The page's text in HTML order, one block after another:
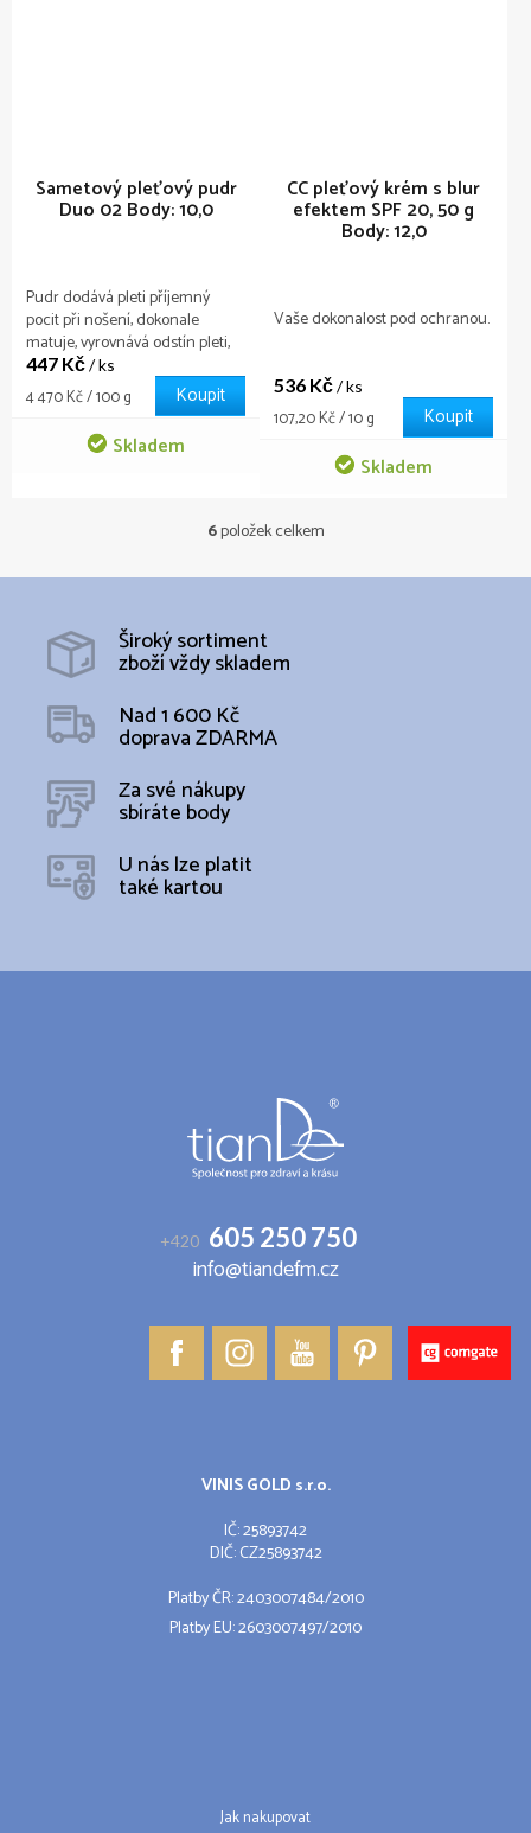
Sametový pleťový pudr
Duo 02Body: 10,0
Skladem
447 Kč/ ks
Měrná
4 470 Kč / 100 g Koupit
Pudr dodává pleti příjemný
pocit při nošení, dokonale
matuje, vyrovnává odstín pleti,
šetrně a jemně pečuje o vaši
pleť. Sada obsahuje praktickou
houbičku a zrcátko, díky kterým
si můžete upravit make-up
kdykoli a kdekoli.
CC pleťový krém s blur
efektem SPF 20, 50 g
Body: 12,0
Skladem
536 Kč/ ks
Měrná
107,20 Kč / 10 g Koupit
Vaše dokonalost pod ochranou.
O
l
d
a
c
r
6položek celkem
Široký sortiment
zboží vždy skladem
Nad 1 600 Kč
doprava ZDARMA
Za své nákupy
sbíráte body
U nás lze platit
také kartou
Z
+420 605 250 750
info@tiandefm.cz
VINIS GOLD s.r.o.
IČ: 25893742
DIČ: CZ25893742
Platby ČR: 2403007484/2010
Platby EU: 2603007497/2010
Jak nakupovat